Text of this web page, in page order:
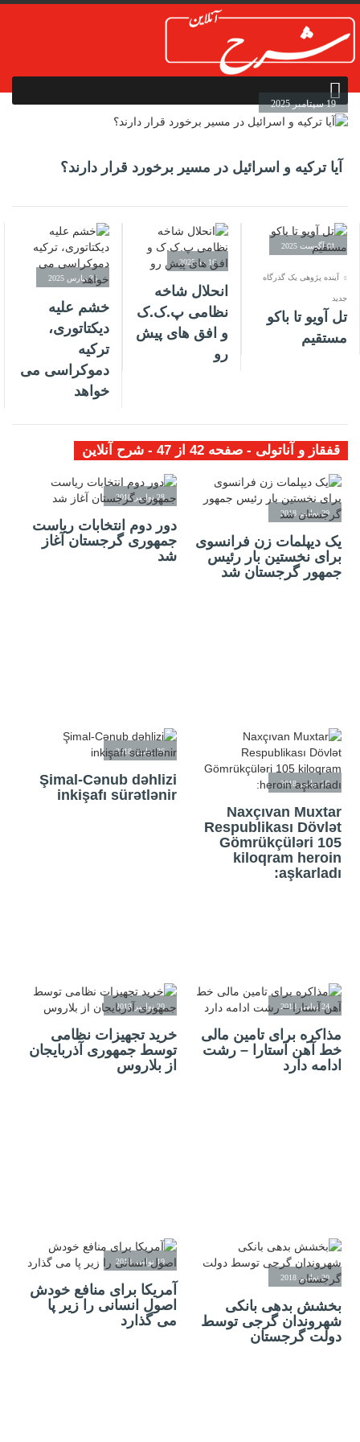
19 سپتامبر 2025
آیا ترکیه و اسرائیل در مسیر برخورد قرار دارند؟
01 آگوست 2025
آینده پژوهی یک گذرگاه
جدید
تل آویو تا باکو
مستقیم
16 مه 2025
انحلال شاخه
نظامی پ.ک.ک
و افق های پیش
رو
25 مارس 2025
خشم علیه
دیکتاتوری،
ترکیه
دموکراسی می
خواهد
قفقاز و آناتولی - صفحه 42 از 47 - شرح آنلاین
29 نوامبر 2018
یک دیپلمات زن فرانسوی
برای نخستین بار رئیس
جمهور گرجستان شد
28 نوامبر 2018
دور دوم انتخابات ریاست
جمهوری گرجستان آغاز
شد
26 نوامبر 2018
Naxçıvan Muxtar
Respublikası Dövlət
Gömrükçüləri 105
kiloqram heroin
aşkarladı:
26 نوامبر 2018
Şimal-Cənub dəhlizi
inkişafı sürətlənir
24 نوامبر 2018
مذاکره برای تامین مالی
خط آهن آستارا – رشت
ادامه دارد
20 نوامبر 2018
خرید تجهیزات نظامی
توسط جمهوری آذربایجان
از بلاروس
20 نوامبر 2018
بخشش بدهی بانکی
شهروندان گرجی توسط
دولت گرجستان
19 نوامبر 2018
آمریکا برای منافع خودش
اصول انسانی را زیر پا
می گذارد